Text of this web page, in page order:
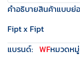
คำอธิบายสินค้าแบบย่อ
Fipt x Fipt
แบรนด์: WFหมวดห